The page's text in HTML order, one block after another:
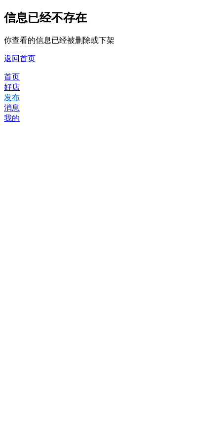
信息已经不存在
你查看的信息已经被删除或下架
返回首页
首页
好店
发布
消息
我的